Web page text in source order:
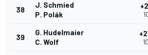
38
J. Schmied
P. Polák
39
G. Hudelmaier
C. Wolf